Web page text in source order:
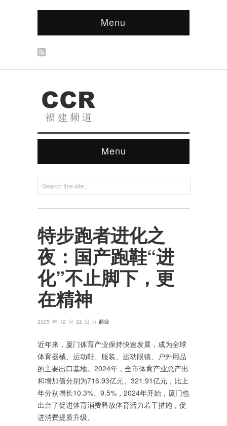
Menu
Menu
特步跑者进化之
夜：国产跑鞋“进
化”不止脚下，更
在精神
2025 年 12 月 22 日 in 商业
近年来，厦门体育产业保持快速发展，成为全球
体育器械、运动鞋、服装、运动眼镜、户外用品
的主要出口基地。2024年，全市体育产业总产出
和增加值分别为716.93亿元、321.91亿元，比上
年分别增长10.3%、9.5%，2024年开始，厦门也
出台了促进体育消费释放体育活力若干措施，促
进消费提质升级。